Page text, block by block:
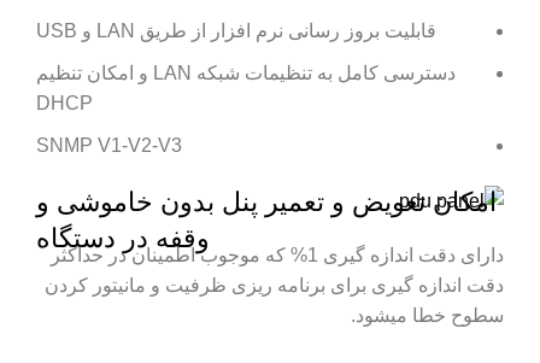
قابلیت بروز رسانی نرم افزار از طریق LAN و USB
دسترسی کامل به تنظیمات شبکه LAN و امکان تنظیم
DHCP
SNMP V1-V2-V3
امکان تعویض و تعمیر پنل بدون خاموشی و
وقفه در دستگاه
دارای دقت اندازه گیری 1% که موجوب اطمینان در حداکثر
دقت اندازه گیری برای برنامه ریزی ظرفیت و مانیتور کردن
سطوح خطا میشود.